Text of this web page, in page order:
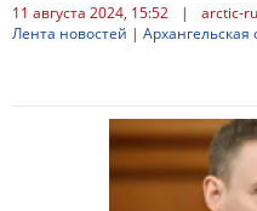
11 августа 2024, 15:52 |
arctic-
Лента новостей | Архангельская